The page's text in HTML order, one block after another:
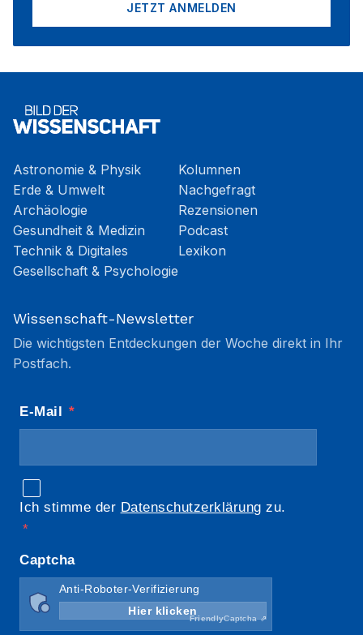
JETZT ANMELDEN
Astronomie & Physik
Erde & Umwelt
Archäologie
Gesundheit & Medizin
Technik & Digitales
Gesellschaft & Psychologie
Kolumnen
Nachgefragt
Rezensionen
Podcast
Lexikon
Wissenschaft-Newsletter
Die wichtigsten Entdeckungen der Woche direkt in Ihr
Postfach.